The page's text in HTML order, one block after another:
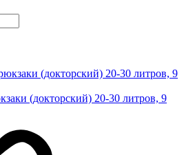
(докторский) 20-30 литров, 9